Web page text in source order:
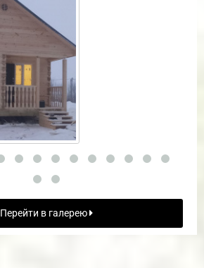
Перейти в галерею